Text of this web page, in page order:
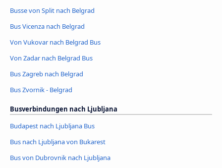
Busse von Split nach Belgrad
Bus Vicenza nach Belgrad
Von Vukovar nach Belgrad Bus
Von Zadar nach Belgrad Bus
Bus Zagreb nach Belgrad
Bus Zvornik - Belgrad
Busverbindungen nach Ljubljana
Budapest nach Ljubljana Bus
Bus nach Ljubljana von Bukarest
Bus von Dubrovnik nach Ljubljana